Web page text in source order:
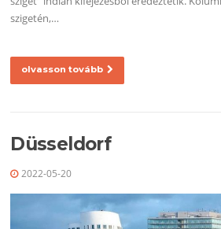
szigetén,…
olvasson tovább
Düsseldorf
2022-05-20